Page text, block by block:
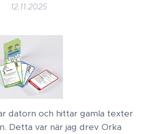
12.11.2025
datorn och hittar gamla texter
Detta var när jag drev Orka